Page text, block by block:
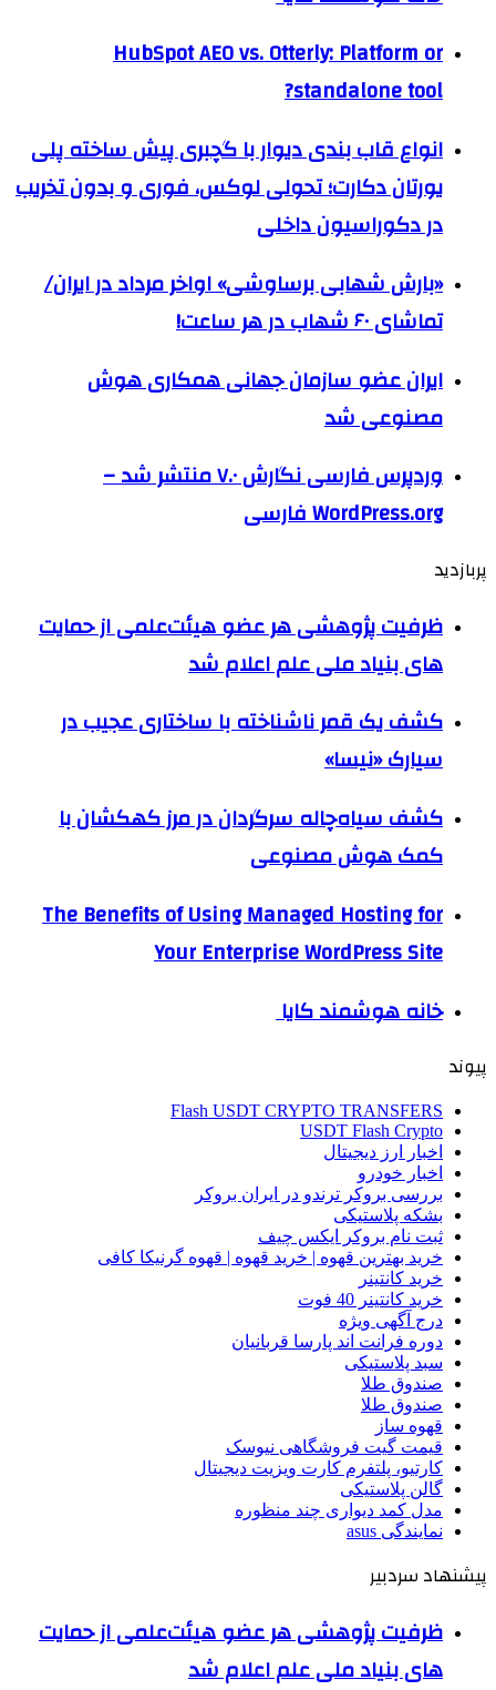
HubSpot AEO vs. Otterly: Platform or
standalone tool?
انواع قاب بندی دیوار با گچبری پیش ساخته پلی
یورتان دکارت؛ تحولی لوکس، فوری و بدون تخریب
در دکوراسیون داخلی
«بارش شهابی برساوشی» اواخر مرداد در ایران/
تماشای ۶۰ شهاب در هر ساعت!
ایران عضو سازمان جهانی همکاری هوش
مصنوعی شد
وردپرس فارسی نگارش ۷.۰ منتشر شد –
WordPress.org فارسی
پربازدید
ظرفیت پژوهشی هر عضو هیئت‌علمی از حمایت
های بنیاد ملی علم اعلام شد
کشف یک قمر ناشناخته با ساختاری عجیب در
سیارک «نیسا»
کشف سیاه‌چاله سرگردان در مرز کهکشان با
کمک هوش مصنوعی
The Benefits of Using Managed Hosting for
Your Enterprise WordPress Site
خانه هوشمند کایا
پیوند
Flash USDT CRYPTO TRANSFERS
USDT Flash Crypto
اخبار ارز دیجیتال
اخبار خودرو
بررسی بروکر ترندو در ایران بروکر
بشکه پلاستیکی
ثبت نام بروکر ایکس چیف
خرید بهترین قهوه | خرید قهوه | قهوه گرنیکا کافی
خرید کانتینر
خرید کانتینر 40 فوت
درج آگهی ویژه
دوره فرانت اند پارسا قربانیان
سبد پلاستیکی
صندوق طلا
صندوق طلا
قهوه ساز
قیمت گیت فروشگاهی نیوسک
کارتیو، پلتفرم کارت ویزیت دیجیتال
گالن پلاستیکی
مدل کمد دیواری چند منظوره
نمایندگی asus
پیشنهاد سردبیر
ظرفیت پژوهشی هر عضو هیئت‌علمی از حمایت
های بنیاد ملی علم اعلام شد